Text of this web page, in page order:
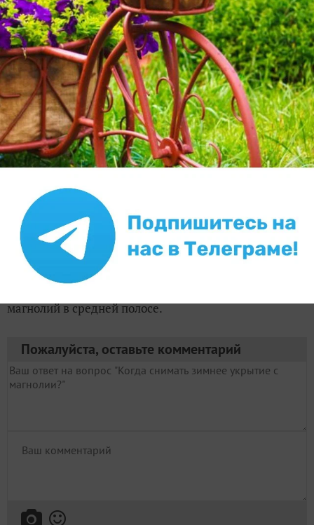
30 марта 2023, 16:50
Сказать спасибо! 1
Все ответы и комментарии (1)
1 апреля 2023, 12:13
Смотря в каком регионе вы живёте. Если это средняя
полоса, то не раньше конца апреля, начала мая.
Смотреть по погоде, чтобы не было возвратных
морозов и сильных ветров.
Здесь на сайте есть очень хорошие статьи о
магнолиях «Цветение магнолии Лейбнера. Лишь
только миг...» от Игоря из Самары. Ознакомьтесь,
магнолий в средней полосе.
Пожалуйста, оставьте комментарий